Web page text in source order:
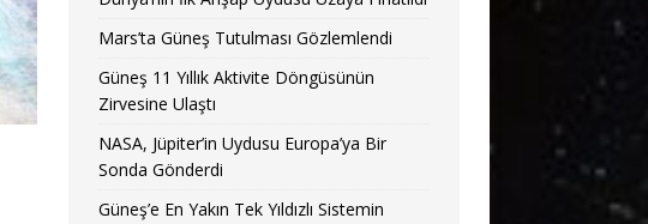
Mars’ta Güneş Tutulması Gözlemlendi
Güneş 11 Yıllık Aktivite Döngüsünün
Zirvesine Ulaştı
NASA, Jüpiter’in Uydusu Europa’ya Bir
Sonda Gönderdi
Güneş’e En Yakın Tek Yıldızlı Sistemin